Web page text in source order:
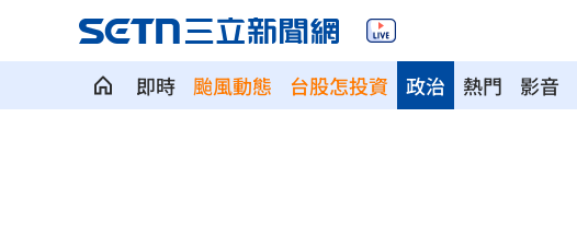
即時 颱風動態 台股怎投資 熱門 影音
政治
國安基金第9次護盤暴賺81% 歷年績效曝 10:24